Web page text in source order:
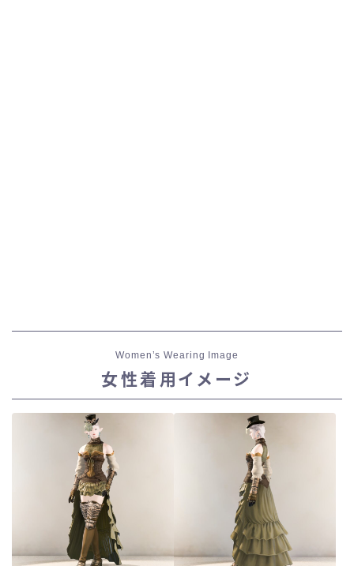
ローライズ
ミニスカート
ロングスカート
インナーパンツ付きスカート
ショートパンツ
Women’s Wearing Image
女性着用イメージ